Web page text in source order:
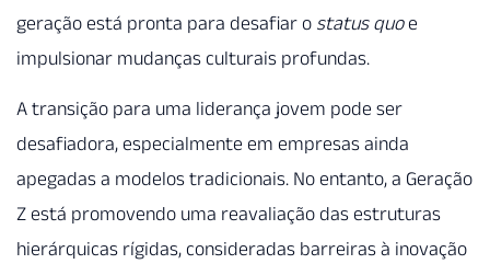
geração está pronta para desafiar o status quoe
impulsionar mudanças culturais profundas.
A transição para uma liderança jovem pode ser
desafiadora, especialmente em empresas ainda
apegadas a modelos tradicionais. No entanto, a Geração
Z está promovendo uma reavaliação das estruturas
hierárquicas rígidas, consideradas barreiras à inovação